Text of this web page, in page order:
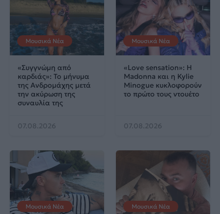
Μουσικά Νέα
«Συγγνώμη από
καρδιάς»: Το μήνυμα
της Ανδρομάχης μετά
την ακύρωση της
συναυλία της
07.08.2026
Μουσικά Νέα
«Love sensation»: Η
Madonna και η Kylie
Minogue κυκλοφορούν
το πρώτο τους ντουέτο
07.08.2026
Μουσικά Νέα Μουσικά Νέα